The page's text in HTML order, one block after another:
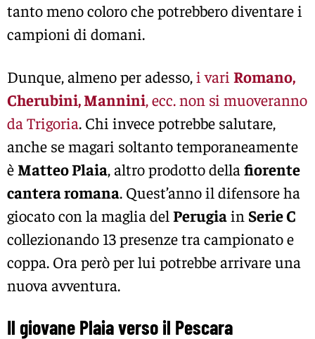
tanto meno coloro che potrebbero diventare i
campioni di domani.
Dunque, almeno per adesso,i vari Romano,
Cherubini, Mannini, ecc. non si muoveranno
da Trigoria. Chi invece potrebbe salutare,
anche se magari soltanto temporaneamente
è Matteo Plaia, altro prodotto della fiorente
cantera romana. Quest’anno il difensore ha
giocato con la maglia del Perugiain Serie C
collezionando 13 presenze tra campionato e
coppa. Ora però per lui potrebbe arrivare una
nuova avventura.
Il giovane Plaia verso il Pescara